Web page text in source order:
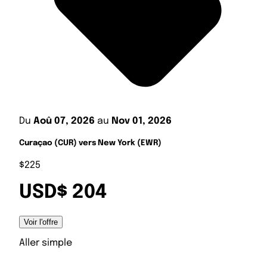
Du Aoû 07, 2026 au Nov 01, 2026
Curaçao (CUR) vers New York (EWR)
$225
USD$ 204
Voir l'offre
Aller simple